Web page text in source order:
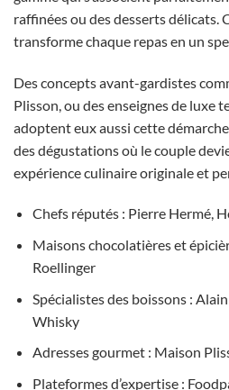
raffinées ou des desserts délicats.
transforme chaque repas en un
Des concepts avant-gardistes
Plisson, ou des enseignes de luxe
adoptent eux aussi cette
des dégustations où le couple
expérience culinaire originale et
Chefs réputés : Pierre Hermé,
Maisons chocolatières et
Roellinger
Spécialistes des boissons :
Whisky
Adresses gourmet : Maison
Plateformes d’expertise :